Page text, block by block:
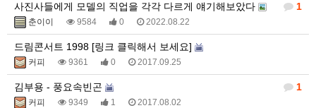
1
사진사들에게 모델의 직업을 각각 다르게 얘기해보았다
춘이이 9584 0 2022.08.22
드림콘서트 1998 [링크 클릭해서 보세요]
커피 9361 0 2017.09.25
1
김부용 - 풍요속빈곤
커피 9349 1 2017.08.02